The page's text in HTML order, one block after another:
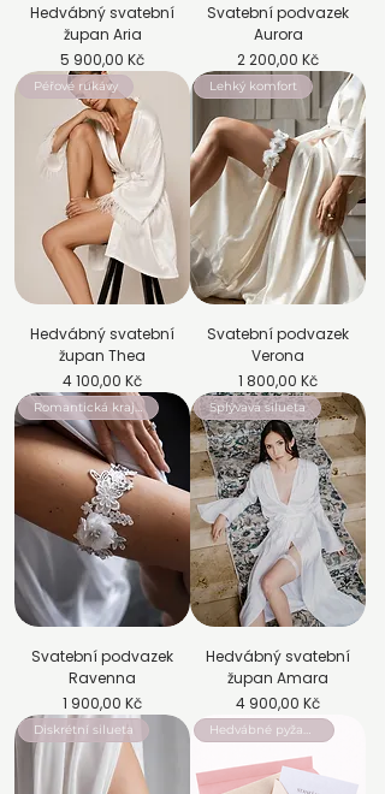
Hedvábný svatební
župan Aria
Cena
5 900,00 Kč
Svatební podvazek
Aurora
Cena
2 200,00 Kč
Péřové rukávy
Hedvábný svatební
župan Thea
Cena
4 100,00 Kč
Lehký komfort
Svatební podvazek
Verona
Cena
1 800,00 Kč
Romantická krajka
Svatební podvazek
Ravenna
Cena
1 900,00 Kč
Splývavá silueta
Hedvábný svatební
župan Amara
Cena
4 900,00 Kč
Diskrétní silueta Hedvábné pyžamo